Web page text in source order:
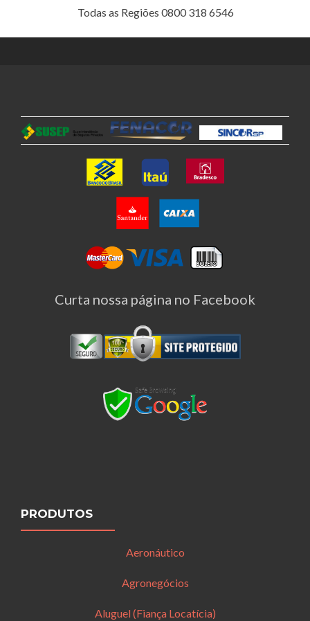
Todas as Regiões 0800 318 6546
Curta nossa página no Facebook
PRODUTOS
Aeronáutico
Agronegócios
Aluguel (Fiança Locatícia)